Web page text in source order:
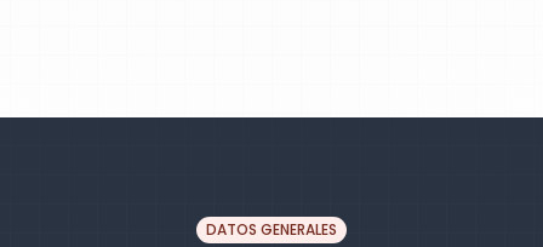
DATOS GENERALES